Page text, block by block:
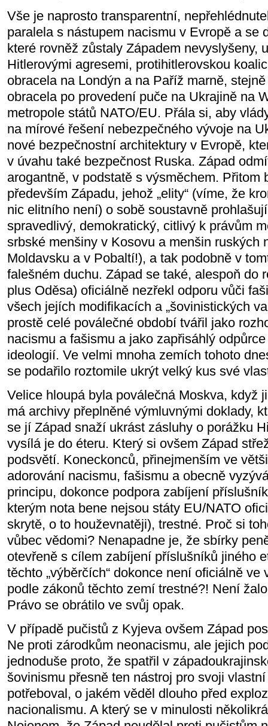
Vše je naprosto transparentní,
paralela s nástupem nacismu v Evropě a se
které rovněž zůstaly Západem nevyslyšeny,
Hitlerovými agresemi, protihitlerovskou
obracela na Londýn a na Paříž marně,
obracela po provedení puče na Ukrajině na
metropole států NATO/EU. Přála si, aby
na mírové řešení nebezpečného vývoje na
nové bezpečnostní architektury v Evropě,
v úvahu také bezpečnost Ruska. Západ
arogantně, v podstatě s výsměchem. Přitom
především Západu, jehož „elity“ (víme, že
nic elitního není) o sobě soustavně
spravedlivý, demokratický, citlivý k právům
srbské menšiny v Kosovu a menšin ruských
Moldavsku a v Pobaltí!), a tak podobně v
falešném duchu. Západ se také, alespoň do
plus Oděsa) oficiálně nezřekl odporu vůči
všech jejích modifikacích a „šovinistických
prostě celé poválečné období tvářil jako
nacismu a fašismu a jako zapřisáhlý
ideologií. Ve velmi mnoha zemích tohoto
se podařilo roztomile ukrýt velký kus své
Velice hloupá byla poválečná Moskva, když
má archivy přeplněné výmluvnými doklady,
se jí Západ snaží ukrást zásluhy o porážku
vysílá je do éteru. Který si ovšem Západ
podsvětí. Koneckonců, přinejmenším ve
adorování nacismu, fašismu a obecně
principu, dokonce podpora zabíjení
kterým nota bene nejsou státy EU/NATO
skrytě, o to houževnatěji), trestné. Proč si
vůbec vědomi? Nenapadne je, že sbírky
otevřeně s cílem zabíjení příslušníků jiného
těchto „výběrčích“ dokonce není oficiálně ve
podle zákonů těchto zemí trestné?! Není
Právo se obrátilo ve svůj opak.
V případě pučistů z Kyjeva ovšem Západ
Ne proti zárodkům neonacismu, ale jejich
jednoduše proto, že spatřil v
šovinismu přesně ten nástroj pro svoji
potřeboval, o jakém věděl dlouho před
nacionalismu. A který se v minulosti